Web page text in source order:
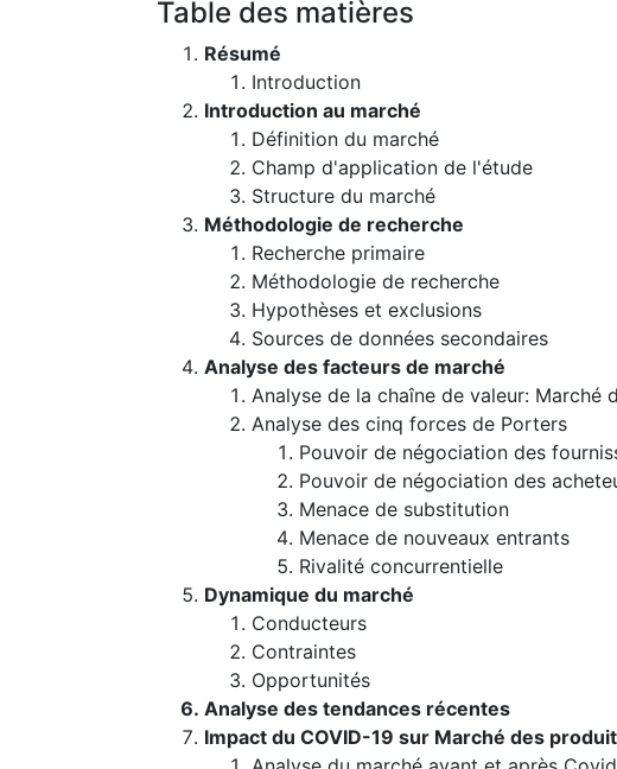
Table des matières
Résumé
Introduction
Introduction au marché
Définition du marché
Champ d'application de l'étude
Structure du marché
Méthodologie de recherche
Recherche primaire
Méthodologie de recherche
Hypothèses et exclusions
Sources de données secondaires
Analyse des facteurs de marché
Analyse de la chaîne de valeur: Marché
Analyse des cinq forces de Porters
Pouvoir de négociation des
Pouvoir de négociation des
Menace de substitution
Menace de nouveaux entrants
Rivalité concurrentielle
Dynamique du marché
Conducteurs
Contraintes
Opportunités
Analyse des tendances récentes
Impact du COVID-19 sur Marché des